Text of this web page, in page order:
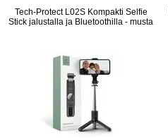
Tech-Protect L02S Kompakti Selfie
Stick jalustalla ja Bluetoothilla - musta